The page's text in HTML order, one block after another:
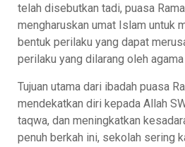
telah disebutkan tadi, puasa
mengharuskan umat Islam untuk
bentuk perilaku yang dapat
perilaku yang dilarang oleh
Tujuan utama dari ibadah puasa
mendekatkan diri kepada Allah
taqwa, dan meningkatkan
penuh berkah ini, sekolah sering